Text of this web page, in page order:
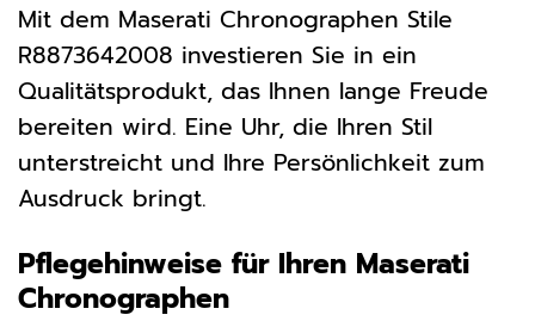
Mit dem Maserati Chronographen Stile
R8873642008 investieren Sie in ein
Qualitätsprodukt, das Ihnen lange Freude
bereiten wird. Eine Uhr, die Ihren Stil
unterstreicht und Ihre Persönlichkeit zum
Ausdruck bringt.
Pflegehinweise für Ihren Maserati
Chronographen